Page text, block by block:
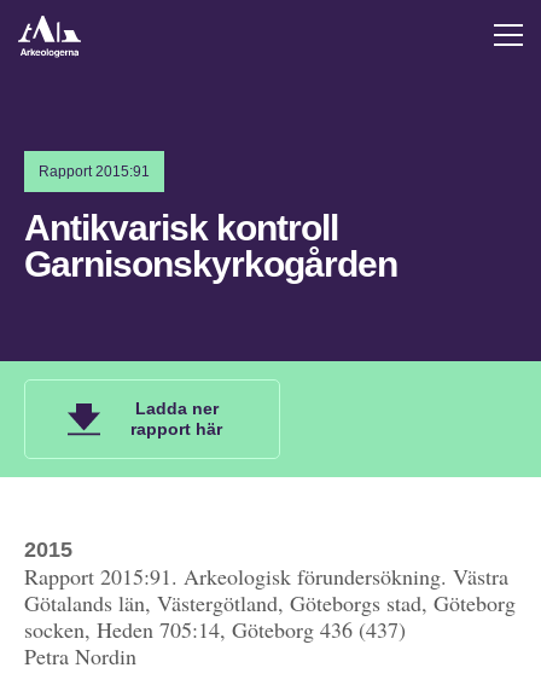
Rapport 2015:91
Antikvarisk kontroll
Garnisonskyrkogården
Ladda ner
rapport här
2015
Rapport 2015:91. Arkeologisk förundersökning. Västra
Götalands län, Västergötland, Göteborgs stad, Göteborg
socken, Heden 705:14, Göteborg 436 (437)
Petra Nordin